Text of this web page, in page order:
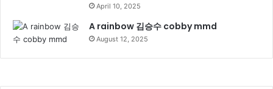
April 10, 2025
A rainbow 김승수 cobby mmd
August 12, 2025